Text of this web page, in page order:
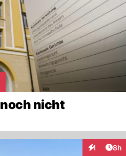
nicht
1 8h